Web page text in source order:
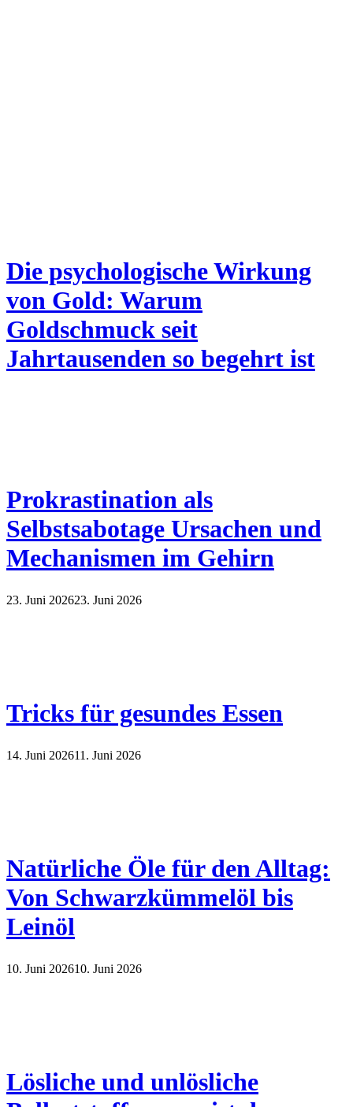
Die psychologische Wirkung
von Gold: Warum
Goldschmuck seit
Jahrtausenden so begehrt ist
Prokrastination als
Selbstsabotage Ursachen und
Mechanismen im Gehirn
23. Juni 202623. Juni 2026
Tricks für gesundes Essen
14. Juni 202611. Juni 2026
Natürliche Öle für den Alltag:
Von Schwarzkümmelöl bis
Leinöl
10. Juni 202610. Juni 2026
Lösliche und unlösliche